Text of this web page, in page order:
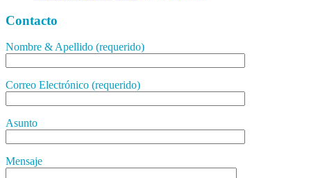
Contacto
Nombre & Apellido (requerido)
Correo Electrónico (requerido)
Asunto
Mensaje